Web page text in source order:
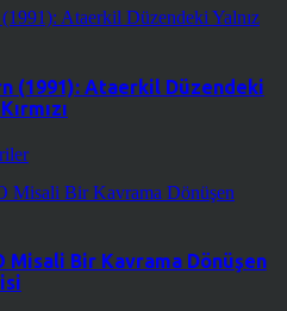
(1991): Ataerkil Düzendeki
Misali Bir Kavrama Dönüşen